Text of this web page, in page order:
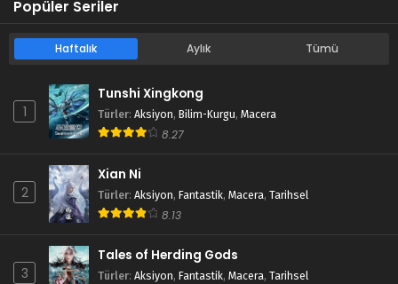
Popüler Seriler
Haftalık Aylık Tümü
1
Tunshi Xingkong
Türler: Aksiyon, Bilim-Kurgu, Macera
8.27
2
Xian Ni
Türler: Aksiyon, Fantastik, Macera, Tarihsel
8.13
3
Tales of Herding Gods
Türler: Aksiyon, Fantastik, Macera, Tarihsel